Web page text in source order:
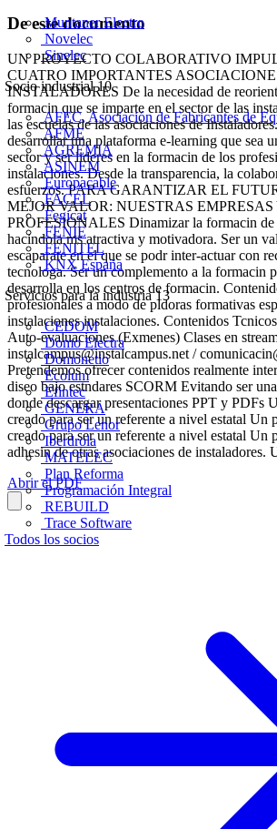
Muntaner Electro
Novelec
Sinelec
Socio industrial 10
AFEC, Asociación de Fabricantes de
AFME
AGREMIA
ASINEM
Europacable
FACEL
Fegicat
FENIE
FENITEL
KNX España
Servicios para la industria 13
CEDOM
Domo Electra
Domonetio
Ecolum
Efintec
GENERA
Grupo Lenor
Iberdrola
MATELEC
Plan Reforma
Programación Integral
REBUILD
Trace Software
Todos los socios
De este documento
UN PROYECTO COLABORATIVO
CUATRO IMPORTANTES
INSTALADORES De la necesidad de
formacin que se imparte en el sector de las
las escuelas de las asociaciones de
desarrollar una plataforma e-learning que sea
sector y ser lideres en la formacin de los
instalaciones. Desde la transparencia, la
esfuerzos. PARA GARANTIZAR EL
MEJOR VALOR: NUESTRAS EMPRESAS
PROFESIONALES Dinamizar la formacin de
hacindola ms atractiva y motivadora. Ser un
escaparate en el que se podr inter-actuar con
tecnologa. Ser un complemento a la formacin
desarrolla en los centros de formacin.
profesionales a modo de pldoras formativas
instalaciones instalaciones. Contenidos
Auto-evaluaciones (Exmenes) Clases en
instalcampus@instalcampus.net /
Pretendemos ofrecer contenidos realmente
diseo bajo estndares SCORM Evitando ser
donde descargar presentaciones PPT y PDFs
creado para ser un referente a nivel estatal Un
creado para ser un referente a nivel estatal Un
adhesin de otras asociaciones de instaladores.
Abrir el PDF